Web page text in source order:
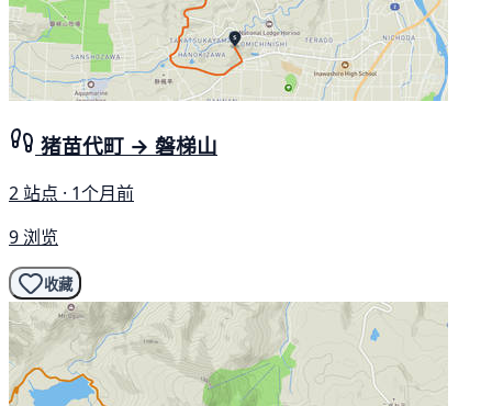
猪苗代町 → 磐梯山
2 站点 · 1个月前
9 浏览
收藏